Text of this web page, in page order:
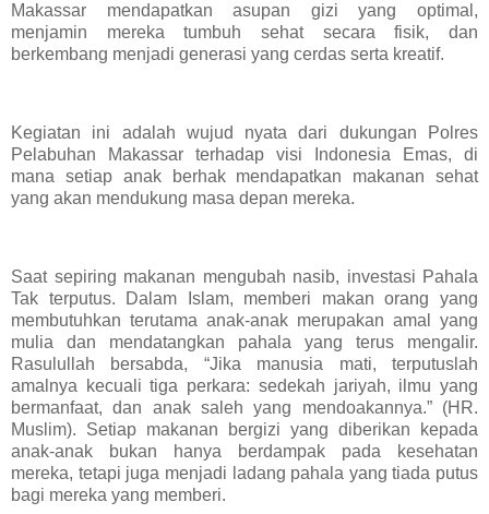
Makassar mendapatkan asupan gizi yang optimal,
menjamin mereka tumbuh sehat secara fisik, dan
berkembang menjadi generasi yang cerdas serta kreatif.
Kegiatan ini adalah wujud nyata dari dukungan Polres
Pelabuhan Makassar terhadap visi Indonesia Emas, di
mana setiap anak berhak mendapatkan makanan sehat
yang akan mendukung masa depan mereka.
Saat sepiring makanan mengubah nasib, investasi Pahala
Tak terputus. Dalam Islam, memberi makan orang yang
membutuhkan terutama anak-anak merupakan amal yang
mulia dan mendatangkan pahala yang terus mengalir.
Rasulullah bersabda, “Jika manusia mati, terputuslah
amalnya kecuali tiga perkara: sedekah jariyah, ilmu yang
bermanfaat, dan anak saleh yang mendoakannya.” (HR.
Muslim). Setiap makanan bergizi yang diberikan kepada
anak-anak bukan hanya berdampak pada kesehatan
mereka, tetapi juga menjadi ladang pahala yang tiada putus
bagi mereka yang memberi.